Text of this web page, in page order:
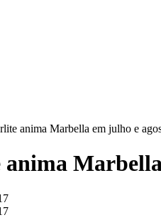
anima Marbella em julho e